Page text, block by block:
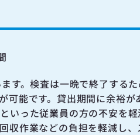
す。検査は一晩で終了する
能です。貸出期間に余裕
いった従業員の方の不安を
作業などの負担を軽減し、